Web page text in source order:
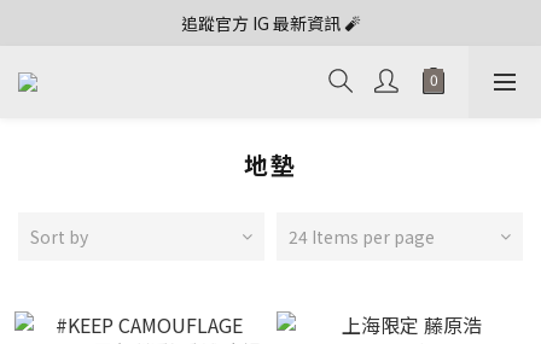
追蹤官方 IG 最新資訊 🧨
地墊
Sort by 24 Items per page